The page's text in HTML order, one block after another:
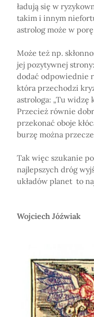
ładują się w
takim i innym
astrolog może w
Może też np.
jej pozytywnej
dodać odpowiednie
która przechodzi
astrologa: „Tu widzę
Przecież równie
przekonać oboje
burzę można
Tak więc szukanie
najlepszych dróg
układów planet to
Wojciech Jóźwiak